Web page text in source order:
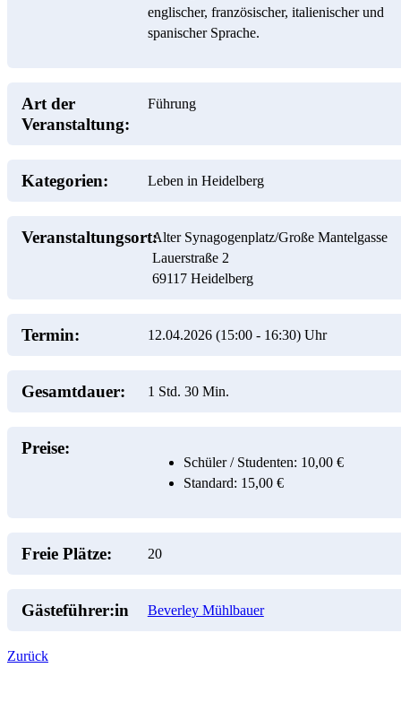
englischer, französischer, italienischer und
spanischer Sprache.
Art der
Veranstaltung:
Führung
Kategorien: Leben in Heidelberg
Veranstaltungsort:Alter Synagogenplatz/Große Mantelgasse
Lauerstraße 2
69117 Heidelberg
Termin: 12.04.2026 (15:00- 16:30)Uhr
Gesamtdauer: 1 Std. 30 Min.
Preise:
Schüler / Studenten: 10,00 €
Standard: 15,00 €
Freie Plätze: 20
Gästeführer:in Beverley Mühlbauer
Zurück